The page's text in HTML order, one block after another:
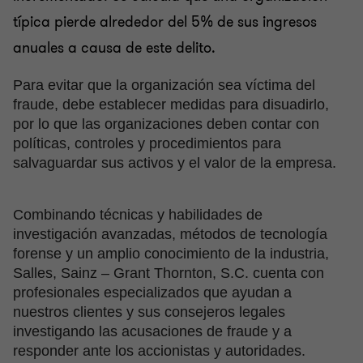
Consultoría Transaccional
Prevención y detección de lavado de dinero y
prácticas anticorrupción
Auditoría Interna
Auditoría de Cumplimiento al Sistema de Pagos
Interbancarios en Dólares (SPID)
Implementación de COUPA – Compras y Gastos
Servicios para Empresas Familiares
típica pierde alrededor del 5% de sus ingresos
anuales a causa de este delito.
Para evitar que la organización sea víctima del
fraude, debe establecer medidas para disuadirlo,
por lo que las organizaciones deben contar con
políticas, controles y procedimientos para
salvaguardar sus activos y el valor de la empresa.
Combinando técnicas y habilidades de
investigación avanzadas, métodos de tecnología
forense y un amplio conocimiento de la industria,
Salles, Sainz – Grant Thornton, S.C. cuenta con
profesionales especializados que ayudan a
nuestros clientes y sus consejeros legales
investigando las acusaciones de fraude y a
responder ante los accionistas y autoridades.